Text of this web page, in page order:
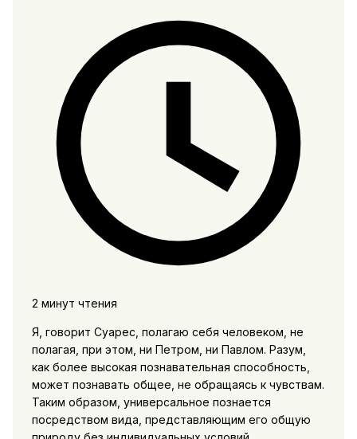
2 минут чтения
Я, говорит Суарес, полагаю себя человеком, не
полагая, при этом, ни Петром, ни Павлом. Разум,
как более высокая познавательная способность,
может познавать общее, не обращаясь к чувствам.
Таким образом, универсальное познается
посредством вида, представляющим его общую